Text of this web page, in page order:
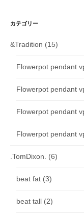
カテゴリー
&Tradition (15)
Flowerpot pendant
Flowerpot pendant
Flowerpot pendant
Flowerpot pendant
.TomDixon. (6)
beat fat (3)
beat tall (2)